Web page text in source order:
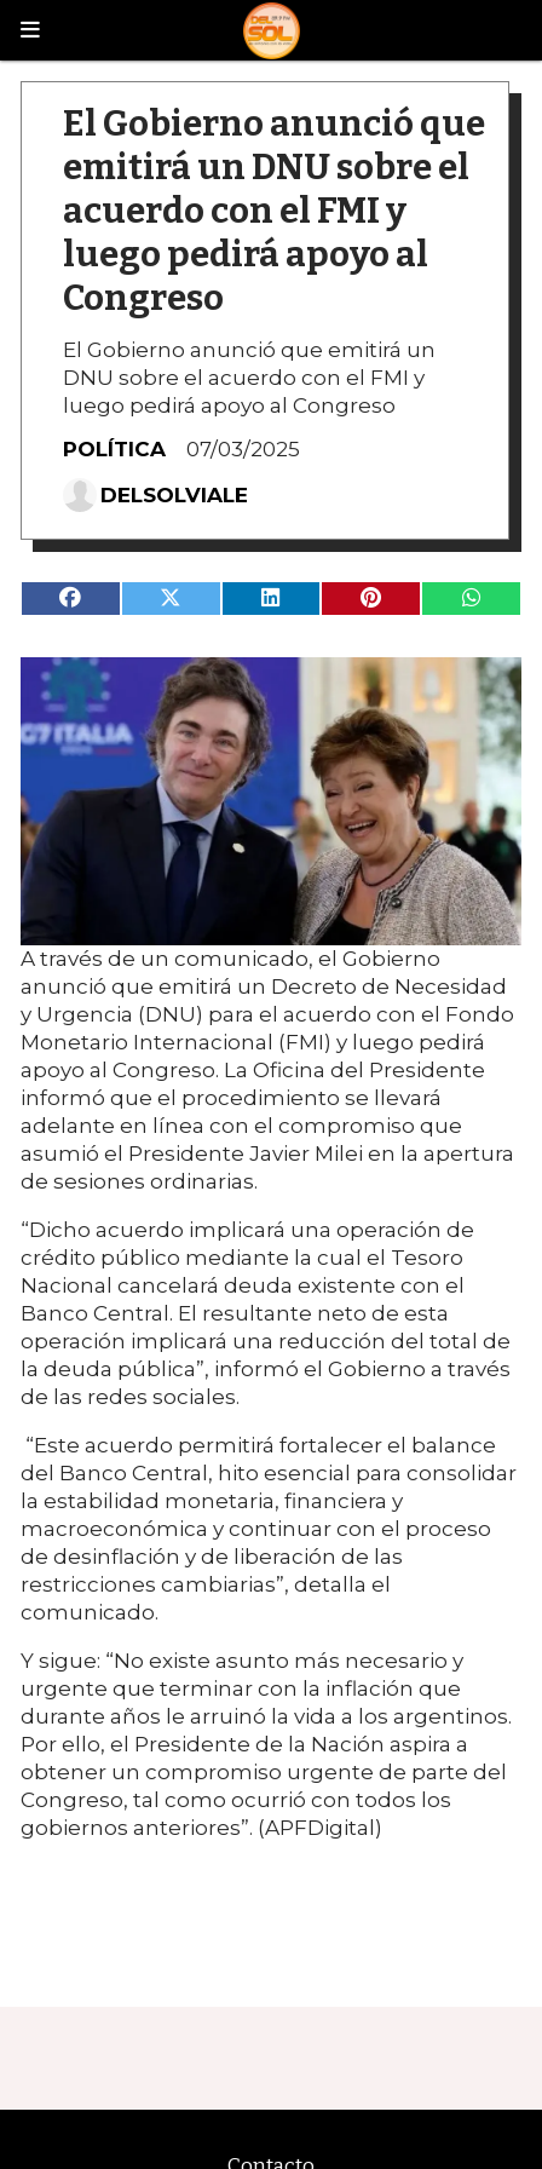
El Gobierno anunció que
emitirá un DNU sobre el
acuerdo con el FMI y
luego pedirá apoyo al
Congreso
El Gobierno anunció que emitirá un
DNU sobre el acuerdo con el FMI y
luego pedirá apoyo al Congreso
POLÍTICA
07/03/2025
DELSOLVIALE
A través de un comunicado, el Gobierno
anunció que emitirá un Decreto de Necesidad
y Urgencia (DNU) para el acuerdo con el Fondo
Monetario Internacional (FMI) y luego pedirá
apoyo al Congreso. La Oficina del Presidente
informó que el procedimiento se llevará
adelante en línea con el compromiso que
asumió el Presidente Javier Milei en la apertura
de sesiones ordinarias.
“Dicho acuerdo implicará una operación de
crédito público mediante la cual el Tesoro
Nacional cancelará deuda existente con el
Banco Central. El resultante neto de esta
operación implicará una reducción del total de
la deuda pública”, informó el Gobierno a través
de las redes sociales.
“Este acuerdo permitirá fortalecer el balance
del Banco Central, hito esencial para consolidar
la estabilidad monetaria, financiera y
macroeconómica y continuar con el proceso
de desinflación y de liberación de las
restricciones cambiarias”, detalla el
comunicado.
Y sigue: “No existe asunto más necesario y
urgente que terminar con la inflación que
durante años le arruinó la vida a los argentinos.
Por ello, el Presidente de la Nación aspira a
obtener un compromiso urgente de parte del
Congreso, tal como ocurrió con todos los
gobiernos anteriores”. (APFDigital)